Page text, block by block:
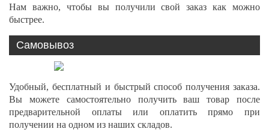
Нам важно, чтобы вы получили свой заказ как можно
быстрее.
Самовывоз
Удобный, бесплатный и быстрый способ получения заказа.
Вы можете самостоятельно получить ваш товар после
предварительной оплаты или оплатить прямо при
получении на одном из наших складов.